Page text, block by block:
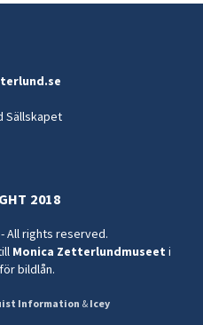
Sällskapet
2018
All rights reserved.
Monica Zetterlundmuseet i
bildlån.
Information & Icey